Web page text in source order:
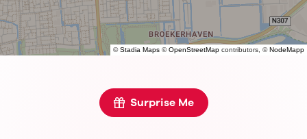
©Stadia Maps ©OpenStreetMap contributors, ©NodeMapp
Surprise Me